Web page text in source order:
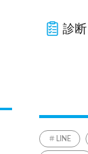
診断
LINE